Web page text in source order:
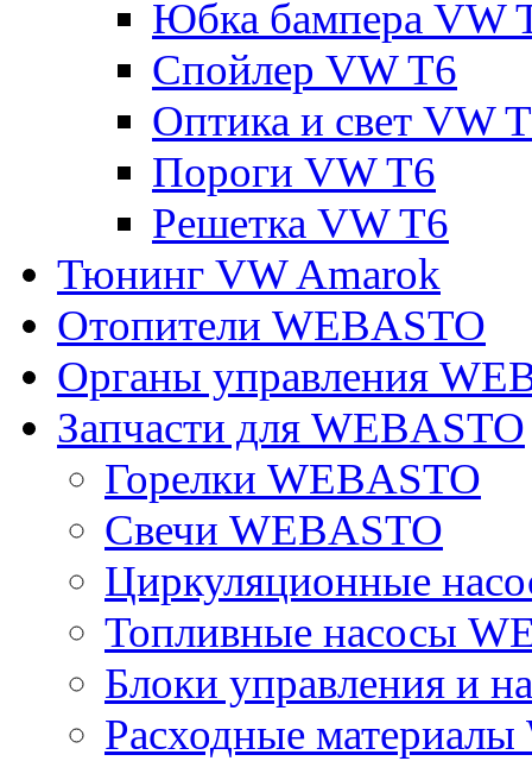
Юбка бампера VW
Спойлер VW T6
Оптика и свет VW
Пороги VW T6
Решетка VW T6
Тюнинг VW Amarok
Отопители WEBASTO
Органы управления
Запчасти для WEBASTO
Горелки WEBASTO
Свечи WEBASTO
Циркуляционные
Топливные насосы
Блоки управления и
Расходные